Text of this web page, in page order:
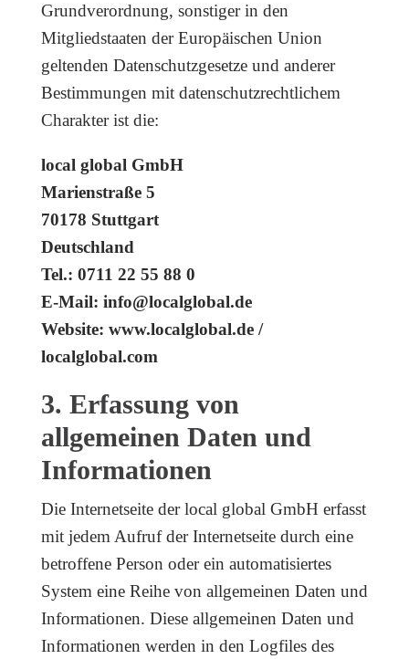
Grundverordnung, sonstiger in den
Mitgliedstaaten der Europäischen Union
geltenden Datenschutzgesetze und anderer
Bestimmungen mit datenschutzrechtlichem
Charakter ist die:
local global GmbH
Marienstraße 5
70178 Stuttgart
Deutschland
Tel.: 0711 22 55 88 0
E-Mail: info@localglobal.de
Website: www.localglobal.de /
localglobal.com
3. Erfassung von
allgemeinen Daten und
Informationen
Die Internetseite der local global GmbH erfasst
mit jedem Aufruf der Internetseite durch eine
betroffene Person oder ein automatisiertes
System eine Reihe von allgemeinen Daten und
Informationen. Diese allgemeinen Daten und
Informationen werden in den Logfiles des